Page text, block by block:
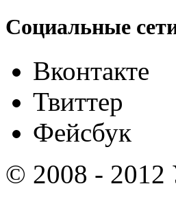
Социальные
Вконтакте
Твиттер
Фейсбук
© 2008 - 2012